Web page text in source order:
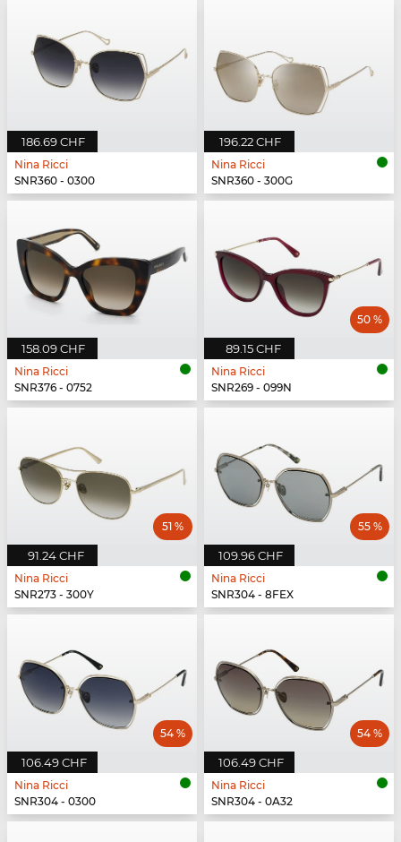
186.69 CHF
Nina Ricci
SNR360 - 0300
196.22 CHF
Nina Ricci
SNR360 - 300G
158.09 CHF
Nina Ricci
SNR376 - 0752
89.15 CHF
50 %
Nina Ricci
SNR269 - 099N
91.24 CHF
51 %
Nina Ricci
SNR273 - 300Y
109.96 CHF
55 %
Nina Ricci
SNR304 - 8FEX
106.49 CHF
54 %
Nina Ricci
SNR304 - 0300
106.49 CHF
54 %
Nina Ricci
SNR304 - 0A32